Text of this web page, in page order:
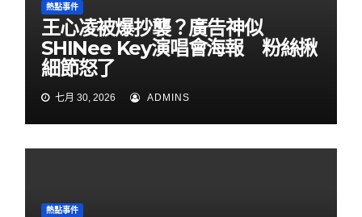
熱點事件
王心凌被爆抄襲？廣告神似
SHINee Key演唱會海報 粉絲揪
細節怒了
七月 30, 2026 ADMINS
熱點事件